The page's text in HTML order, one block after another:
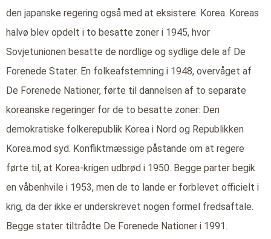
den japanske regering også med at eksistere. Korea. Koreas
halvø blev opdelt i to besatte zoner i 1945, hvor
Sovjetunionen besatte de nordlige og sydlige dele af De
Forenede Stater. En folkeafstemning i 1948, overvåget af
De Forenede Nationer, førte til dannelsen af to separate
koreanske regeringer for de to besatte zoner: Den
demokratiske folkerepublik Korea i Nord og Republikken
Korea.mod syd. Konfliktmæssige påstande om at regere
førte til, at Korea-krigen udbrød i 1950. Begge parter begik
en våbenhvile i 1953, men de to lande er forblevet officielt i
krig, da der ikke er underskrevet nogen formel fredsaftale.
Begge stater tiltrådte De Forenede Nationer i 1991.